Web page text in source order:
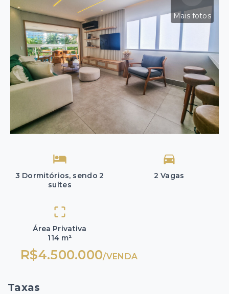
Mais fotos
3 Dormitórios, sendo 2
suítes
2 Vagas
Área Privativa
114 m²
R$4.500.000/VENDA
Taxas